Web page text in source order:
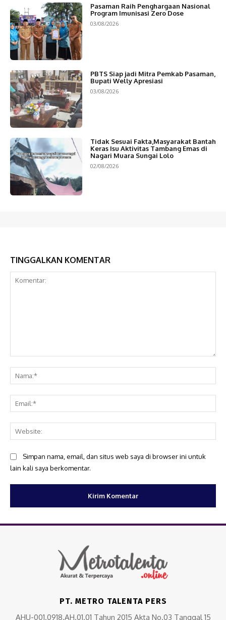
Pasaman Raih Penghargaan Nasional
Program Imunisasi Zero Dose
03/08/2026
PBTS Siap jadi Mitra Pemkab Pasaman,
Bupati Welly Apresiasi
03/08/2026
Tidak Sesuai Fakta,Masyarakat Bantah
Keras Isu Aktivitas Tambang Emas di
Nagari Muara Sungai Lolo
02/08/2026
TINGGALKAN KOMENTAR
Simpan nama, email, dan situs web saya di browser ini untuk
lain kali saya berkomentar.
PT. METRO TALENTA PERS
AHU-001.0918.AH.01.01 Tahun 2015 Akta No.03 Tanggal 15